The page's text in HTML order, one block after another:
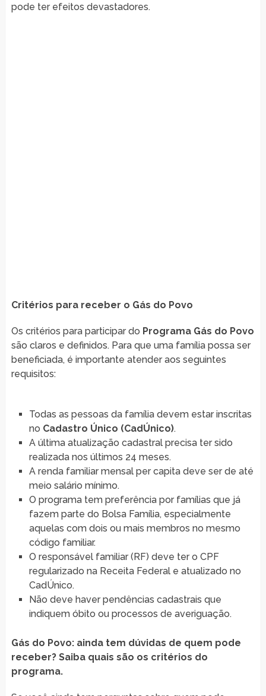
pode ter efeitos devastadores.
Critérios para receber o Gás do Povo
Os critérios para participar do Programa Gás do Povo
são claros e definidos. Para que uma família possa ser
beneficiada, é importante atender aos seguintes
requisitos:
Todas as pessoas da família devem estar inscritas
no Cadastro Único (CadÚnico).
A última atualização cadastral precisa ter sido
realizada nos últimos 24 meses.
A renda familiar mensal per capita deve ser de até
meio salário mínimo.
O programa tem preferência por famílias que já
fazem parte do Bolsa Família, especialmente
aquelas com dois ou mais membros no mesmo
código familiar.
O responsável familiar (RF) deve ter o CPF
regularizado na Receita Federal e atualizado no
CadÚnico.
Não deve haver pendências cadastrais que
indiquem óbito ou processos de averiguação.
Gás do Povo: ainda tem dúvidas de quem pode
receber? Saiba quais são os critérios do
programa.